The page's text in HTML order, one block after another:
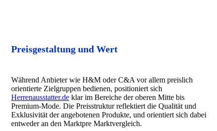
Preisgestaltung und Wert
Während Anbieter wie H&M oder C&A vor allem preislich
orientierte Zielgruppen bedienen, positioniert sich
Herrenausstatter.de klar im Bereiche der oberen Mitte bis
Premium-Mode. Die Preisstruktur reflektiert die Qualität und
Exklusivität der angebotenen Produkte, und orientiert sich dabei
entweder an den Marktpre Marktvergleich.